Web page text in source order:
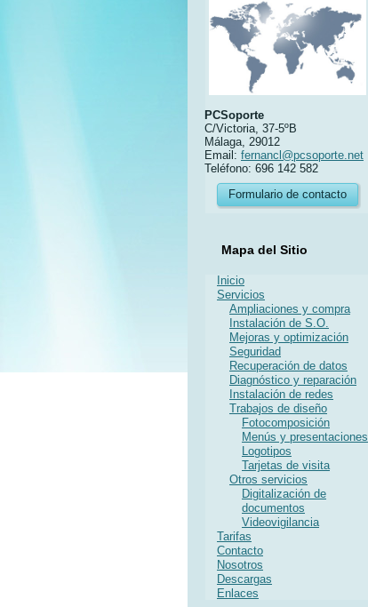
PCSoporte
C/Victoria, 37-5ºB
Málaga, 29012
Email: fernancl@pcsoporte.net
Teléfono: 696 142 582
Formulario de contacto
Mapa del Sitio
Inicio
Servicios
Ampliaciones y compra
Instalación de S.O.
Mejoras y optimización
Seguridad
Recuperación de datos
Diagnóstico y reparación
Instalación de redes
Trabajos de diseño
Fotocomposición
Menús y presentaciones
Logotipos
Tarjetas de visita
Otros servicios
Digitalización de
documentos
Videovigilancia
Tarifas
Contacto
Nosotros
Descargas
Enlaces